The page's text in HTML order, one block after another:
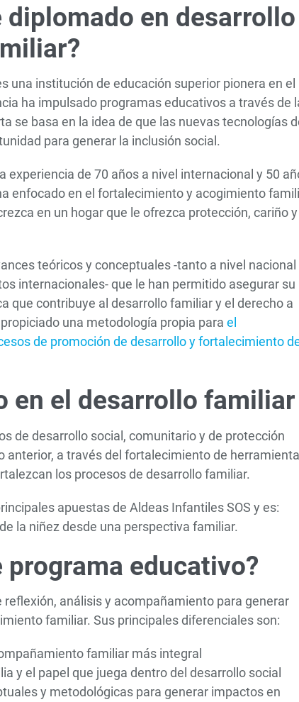
diplomado en desarrollo
una institución de educación superior pionera en el
ha impulsado programas educativos a través de
se basa en la idea de que las nuevas tecnologías
para generar la inclusión social.
experiencia de 70 años a nivel internacional y 50
enfocado en el fortalecimiento y acogimiento
en un hogar que le ofrezca protección, cariño y
teóricos y conceptuales -tanto a nivel nacional
internacionales- que le han permitido asegurar su
que contribuye al desarrollo familiar y el derecho a
una metodología propia para el
de promoción de desarrollo y fortalecimiento
en el desarrollo familiar
de desarrollo social, comunitario y de protección
anterior, a través del fortalecimiento de
los procesos de desarrollo familiar.
apuestas de Aldeas Infantiles SOS y es:
la niñez desde una perspectiva familiar.
educativo?
análisis y acompañamiento para generar
familiar. Sus principales diferenciales son:
familiar más integral
y el papel que juega dentro del desarrollo social
y metodológicas para generar impactos en